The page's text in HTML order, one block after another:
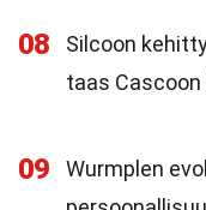
08
Silcoon
taas
09
Wurmplen